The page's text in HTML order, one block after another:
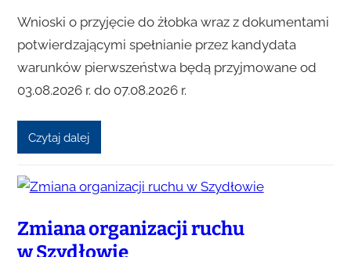
Wnioski o przyjęcie do żłobka wraz z dokumentami
potwierdzającymi spełnianie przez kandydata
warunków pierwszeństwa będą przyjmowane od
03.08.2026 r. do 07.08.2026 r.
Czytaj dalej
Zmiana organizacji ruchu
w Szydłowie